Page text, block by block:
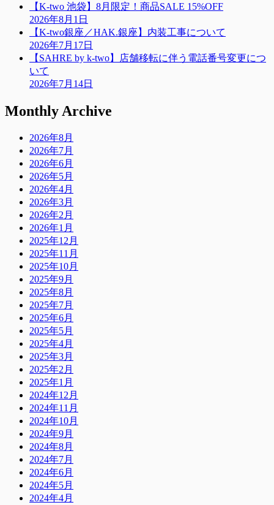
【K-two 池袋】8月限定！商品SALE 15%OFF
2026年8月1日
【K-two銀座／HAK.銀座】内装工事について
2026年7月17日
【SAHRE by k-two】店舗移転に伴う電話番号変更につ
いて
2026年7月14日
Monthly Archive
2026年8月
2026年7月
2026年6月
2026年5月
2026年4月
2026年3月
2026年2月
2026年1月
2025年12月
2025年11月
2025年10月
2025年9月
2025年8月
2025年7月
2025年6月
2025年5月
2025年4月
2025年3月
2025年2月
2025年1月
2024年12月
2024年11月
2024年10月
2024年9月
2024年8月
2024年7月
2024年6月
2024年5月
2024年4月